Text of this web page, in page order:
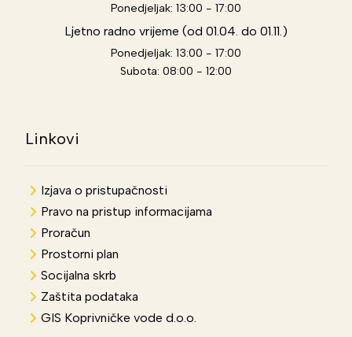
Ponedjeljak: 13:00 - 17:00
Ljetno radno vrijeme (od 01.04. do 01.11.)
Ponedjeljak: 13:00 - 17:00
Subota: 08:00 - 12:00
Linkovi
Izjava o pristupačnosti
Pravo na pristup informacijama
Proračun
Prostorni plan
Socijalna skrb
Zaštita podataka
GIS Koprivničke vode d.o.o.